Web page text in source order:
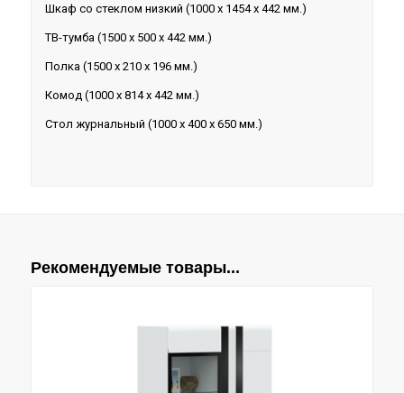
Шкаф со стеклом низкий (1000 х 1454 х 442 мм.)
ТВ-тумба (1500 х 500 х 442 мм.)
Полка (1500 х 210 х 196 мм.)
Комод (1000 х 814 х 442 мм.)
Стол журнальный (1000 х 400 х 650 мм.)
Рекомендуемые товары...